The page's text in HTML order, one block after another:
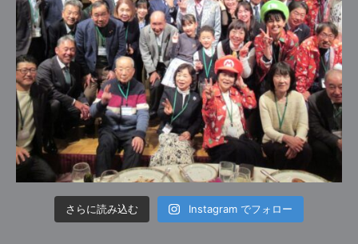
さらに読み込む Instagram でフォロー